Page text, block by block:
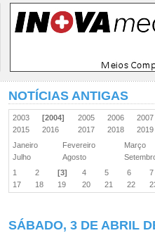
NOTÍCIAS ANTIGAS
2003 [2004] 2005 2006
2015
2016 2017 2018
Janeiro
Fevereiro
Março
Julho
Agosto
1
2 [3] 4 5 6
17
18 19 20 21 22
SÁBADO, 3 DE ABRIL